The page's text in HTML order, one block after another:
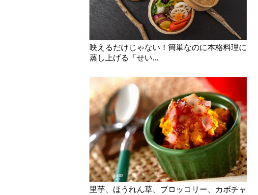
映えるだけじゃない！簡単なのに本格料理に
蒸し上げる「せい...
里芋、ほうれん草、ブロッコリー、カボチャ